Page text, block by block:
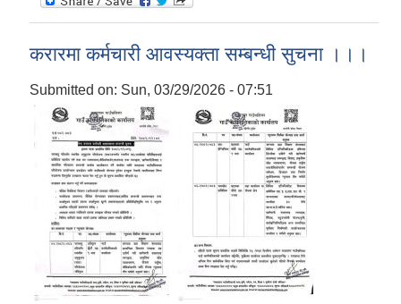
करारमा कर्मचारी आवस्यक्ता सम्बन्धी सुचना ।।।
Submitted on: Sun, 03/29/2026 - 07:51